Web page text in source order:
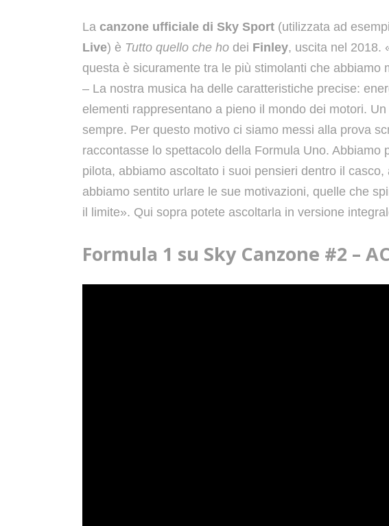
La canzone ufficiale di Sky Sport (utilizzata ad
Live) è Tutto quello che ho dei Finley, uscita nel 2018.
questa è sicuramente tra le più stimolanti che abbiamo
– La nostra musica ha delle caratteristiche precise:
elementi rappresentano a pieno il mondo dei motori.
sempre. Per questo motivo ci siamo messi alla prova
raccontasse lo spettacolo della Formula Uno. Abbiamo
pilota, abbiamo ascoltato i suoi pensieri dentro il
abbiamo sentito urlare le sue motivazioni, quelle che
il limite». Qui sopra potete ascoltarla in versione
Formula 1 su Sky Canzone #2 –